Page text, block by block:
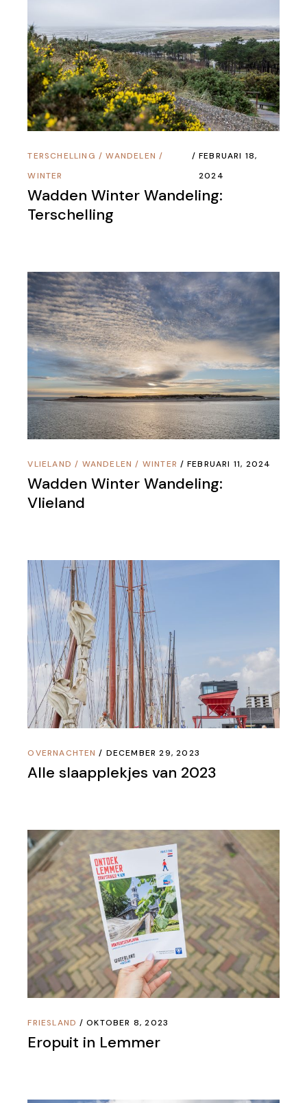
TERSCHELLING /WANDELEN /
WINTER
FEBRUARI 18,
2024
Wadden Winter Wandeling:
Terschelling
VLIELAND / WANDELEN / WINTER FEBRUARI 11, 2024
Wadden Winter Wandeling:
Vlieland
OVERNACHTEN DECEMBER 29, 2023
Alle slaapplekjes van 2023
FRIESLAND OKTOBER 8, 2023
Eropuit in Lemmer